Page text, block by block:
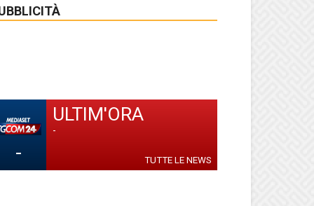
-
ULTIM'ORA
-
TUTTE LE NEWS